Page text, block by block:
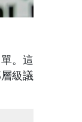
。這
級議